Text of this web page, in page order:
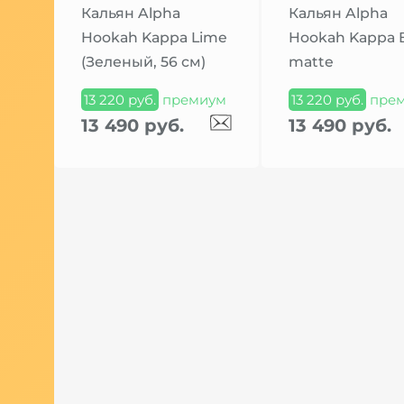
Кальян Alpha
Hookah Kappa Lime
(Зеленый, 56 см)
13 220 руб. премиум
13 490 руб.
Кальян Alpha
Hookah Kappa
matte
13 220 руб.
13 490 руб.